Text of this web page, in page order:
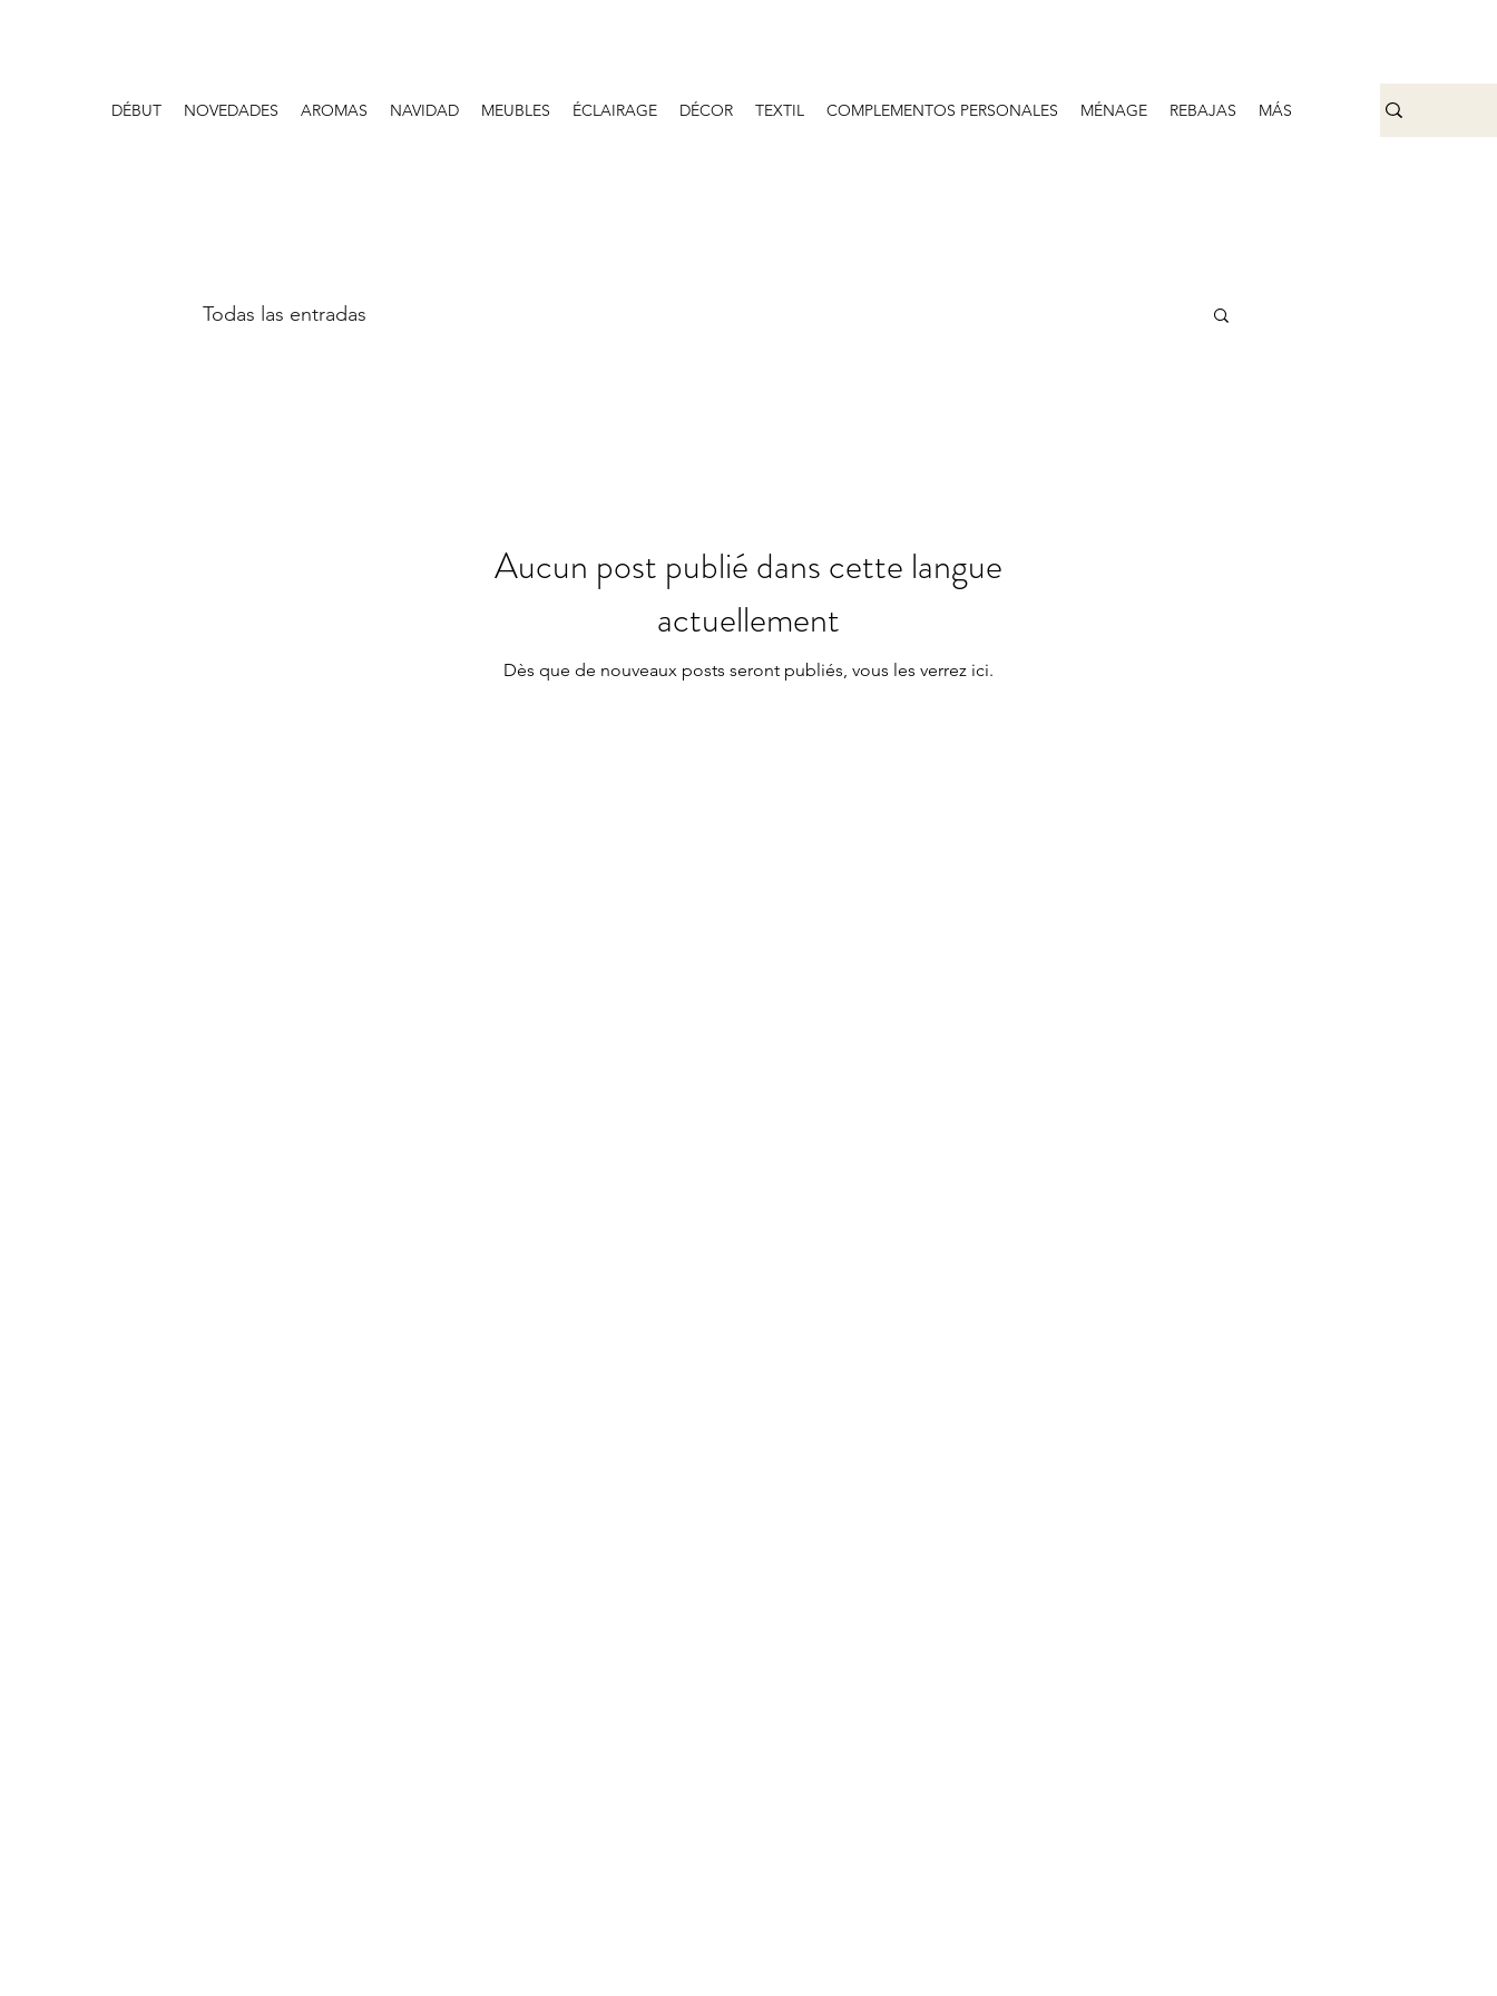
DÉBUT NOVEDADES AROMAS NAVIDAD MEUBLES ÉCLAIRAGE DÉCOR TEXTIL COMPLEMENTOS PERSONALES MÉNAGE REBAJAS MÁS
Todas las entradas
Aucun post publié dans cette langue
actuellement
Dès que de nouveaux posts seront publiés, vous les verrez ici.